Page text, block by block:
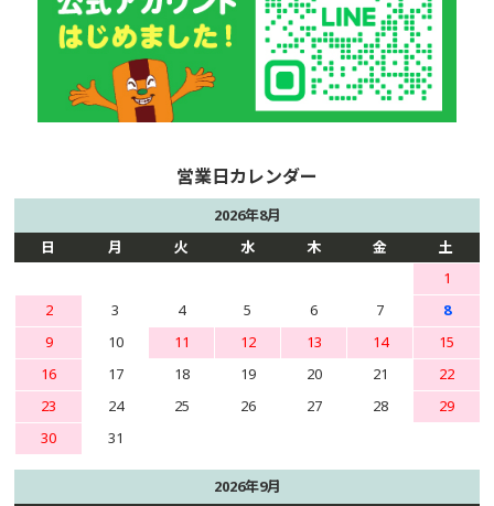
2026年8月
日
月 火 水 木 金
土
1
2
3 4 5 6 7
8
9
10 11 12 13 14
15
16
17 18 19 20 21
22
23
24 25 26 27 28
29
30
31
2026年9月